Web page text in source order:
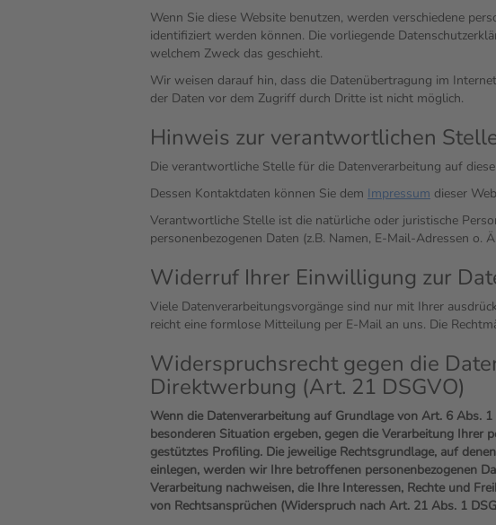
Wenn Sie diese Website benutzen, werden verschiedene
identifiziert werden können. Die vorliegende
welchem Zweck das geschieht.
Wir weisen darauf hin, dass die Datenübertragung im
der Daten vor dem Zugriff durch Dritte ist nicht möglich.
Hinweis zur verantwortlichen
Die verantwortliche Stelle für die Datenverarbeitung auf
Dessen Kontaktdaten können Sie dem Impressum dieser
Verantwortliche Stelle ist die natürliche oder juristische
personenbezogenen Daten (z.B. Namen, E-Mail-Adressen o.
Widerruf Ihrer Einwilligung zur
Viele Datenverarbeitungsvorgänge sind nur mit Ihrer
reicht eine formlose Mitteilung per E-Mail an uns. Die
Widerspruchsrecht gegen die
Direktwerbung (Art. 21 DSGVO)
Wenn die Datenverarbeitung auf Grundlage von Art. 6 Abs.
besonderen Situation ergeben, gegen die Verarbeitung Ihrer
gestütztes Profiling. Die jeweilige Rechtsgrundlage, auf
einlegen, werden wir Ihre betroffenen personenbezogenen
Verarbeitung nachweisen, die Ihre Interessen, Rechte und
von Rechtsansprüchen (Widerspruch nach Art. 21 Abs. 1